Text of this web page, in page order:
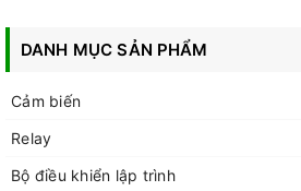
DANH MỤC SẢN PHẨM
Cảm biến
Relay
Bộ điều khiển lập trình